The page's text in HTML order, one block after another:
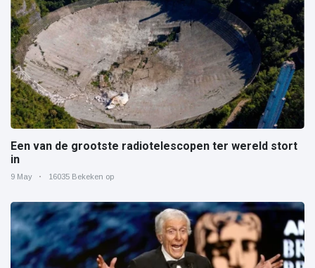
Een van de grootste radiotelescopen ter wereld stort
in
9 May 16035 Bekeken op